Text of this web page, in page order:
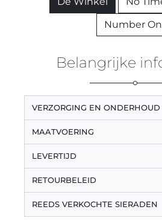
Number
Belangrijke
VERZORGING EN ONDERHOUD
MAATVOERING
LEVERTIJD
RETOURBELEID
REEDS VERKOCHTE SIERADEN